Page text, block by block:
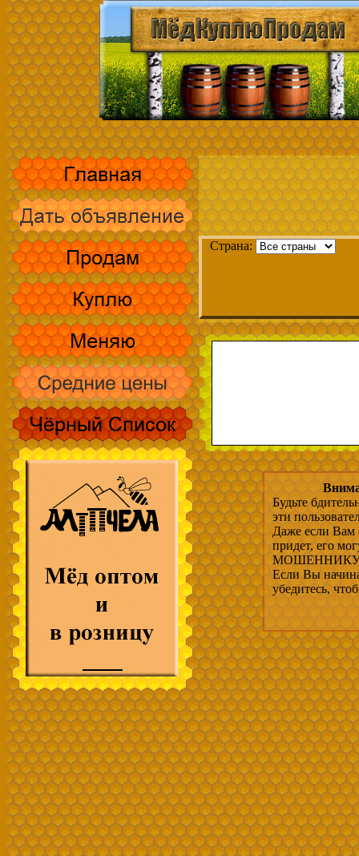
Страна:
Будьте
эти
Даже если Вам
придет, его
МОШЕННИКУ,
Если Вы
убедитесь,